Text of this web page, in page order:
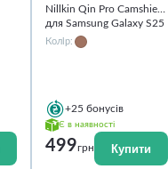
Nillkin Qin Pro Camshield
для Samsung Galaxy S25
Ultra
Колір:
+25 бонусів
Є в наявності
499грн Купити